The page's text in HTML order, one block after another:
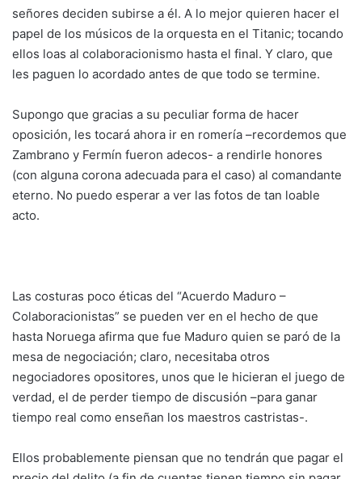
señores deciden subirse a él. A lo mejor quieren hacer el
papel de los músicos de la orquesta en el Titanic; tocando
ellos loas al colaboracionismo hasta el final. Y claro, que
les paguen lo acordado antes de que todo se termine.
Supongo que gracias a su peculiar forma de hacer
oposición, les tocará ahora ir en romería –recordemos que
Zambrano y Fermín fueron adecos- a rendirle honores
(con alguna corona adecuada para el caso) al comandante
eterno. No puedo esperar a ver las fotos de tan loable
acto.
Las costuras poco éticas del “Acuerdo Maduro –
Colaboracionistas” se pueden ver en el hecho de que
hasta Noruega afirma que fue Maduro quien se paró de la
mesa de negociación; claro, necesitaba otros
negociadores opositores, unos que le hicieran el juego de
verdad, el de perder tiempo de discusión –para ganar
tiempo real como enseñan los maestros castristas-.
Ellos probablemente piensan que no tendrán que pagar el